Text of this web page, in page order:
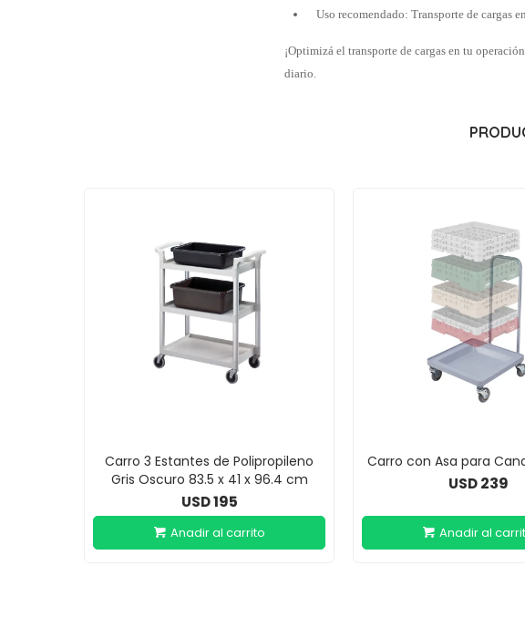
Uso recomendado: Transporte de cargas
¡Optimizá el transporte de cargas en tu
diario.
Carro 3 Estantes de Polipropileno
Gris Oscuro 83.5 x 41 x 96.4 cm
USD195
Carro con Asa para
USD 239